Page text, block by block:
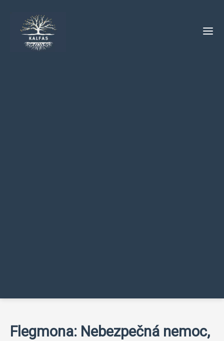
Flegmona: Nebezpečná nemoc,